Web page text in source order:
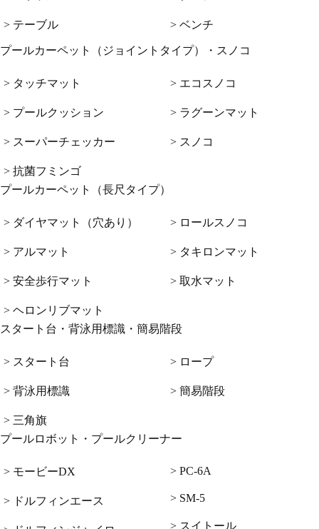
> テーブル > ベンチ
プールカーペット（ジョイントタイプ）・スノコ
> タッチマット
> プールクッション
> スーパーチェッカー
> 抗菌フミンゴ
> エコスノコ
> ラグーンマット
> スノコ
プールカーペット（長尺タイプ）
> ダイヤマット（穴あり）
> アルマット
> 安全歩行マット
> ヘロンリブマット
> ロールスノコ
> タキロンマット
> 取水マット
スタート台・背泳用標識・簡易階段
> スタート台
> 背泳用標識
> 三角旗
> ロープ
> 簡易階段
プールロボット・プールクリーナー
> モービーDX
> ドルフィンエース
> PC-6A
> SM-5
> スイトール